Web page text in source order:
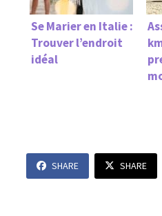
Se Marier en Italie :
Trouver l’endroit
idéal
SHARE SHARE